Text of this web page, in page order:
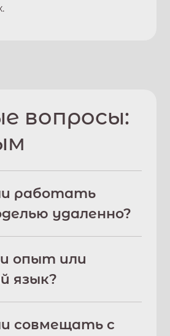
вопросы:
работать
удаленно?
опыт или
язык?
совмещать с